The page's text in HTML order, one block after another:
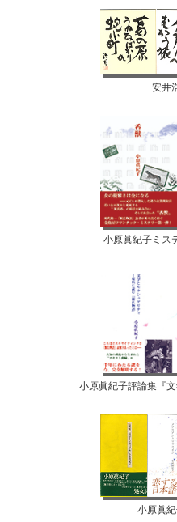
安井
小原眞紀子ミス
小原眞紀子評論集『
小原眞